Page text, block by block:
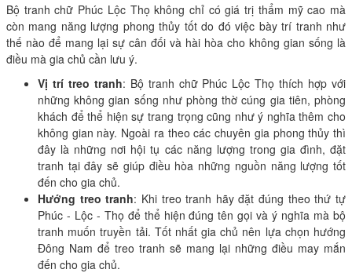
Bộ tranh chữ Phúc Lộc Thọ không chỉ có giá trị thẩm mỹ cao mà
còn mang năng lượng phong thủy tốt do đó việc bày trí tranh như
thế nào để mang lại sự cân đối và hài hòa cho không gian sống là
điều mà gia chủ cần lưu ý.
Vị trí treo tranh: Bộ tranh chữ Phúc Lộc Thọ thích hợp với
những không gian sống như phòng thờ cúng gia tiên, phòng
khách để thể hiện sự trang trọng cũng như ý nghĩa thêm cho
không gian này. Ngoài ra theo các chuyên gia phong thủy thì
đây là những nơi hội tụ các năng lượng trong gia đình, đặt
tranh tại đây sẽ giúp điều hòa những nguồn năng lượng tốt
đến cho gia chủ.
Hướng treo tranh: Khi treo tranh hãy đặt đúng theo thứ tự
Phúc - Lộc - Thọ để thể hiện đúng tên gọi và ý nghĩa mà bộ
tranh muốn truyền tải. Tốt nhất gia chủ nên lựa chọn hướng
Đông Nam để treo tranh sẽ mang lại những điều may mắn
đến cho gia chủ.